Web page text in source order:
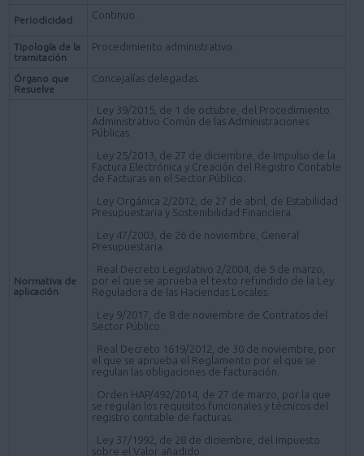
Periodicidad Continuo.
Tipología de la
tramitación
Procedimiento administrativo.
Órgano que
Resuelve
Concejalías delegadas.
Normativa de
aplicación
· Ley 39/2015, de 1 de octubre, del Procedimiento
Administrativo Común de las Administraciones
Públicas.
· Ley 25/2013, de 27 de diciembre, de Impulso de la
Factura Electrónica y Creación del Registro Contable
de Facturas en el Sector Público.
· Ley Orgánica 2/2012, de 27 de abril, de Estabilidad
Presupuestaria y Sostenibilidad Financiera.
· Ley 47/2003, de 26 de noviembre, General
Presupuestaria.
· Real Decreto Legislativo 2/2004, de 5 de marzo,
por el que se aprueba el texto refundido de la Ley
Reguladora de las Haciendas Locales.
· Ley 9/2017, de 8 de noviembre de Contratos del
Sector Público.
· Real Decreto 1619/2012, de 30 de noviembre, por
el que se aprueba el Reglamento por el que se
regulan las obligaciones de facturación.
· Orden HAP/492/2014, de 27 de marzo, por la que
se regulan los requisitos funcionales y técnicos del
registro contable de facturas.
· Ley 37/1992, de 28 de diciembre, del Impuesto
sobre el Valor añadido.